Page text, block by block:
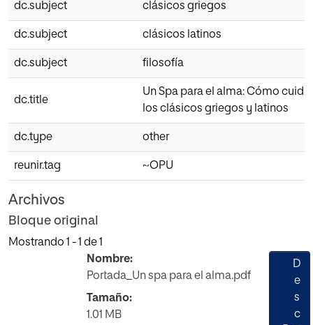
dc.subject clásicos griegos
dc.subject clásicos latinos
dc.subject filosofía
dc.title
Un Spa para el alma: Cómo
los clásicos griegos y latinos
dc.type other
reunir.tag ~OPU
Archivos
Bloque original
Mostrando 1 - 1 de 1
Nombre:
Portada_Un spa para el alma.pdf
Tamaño:
1.01 MB
D
e
s
c